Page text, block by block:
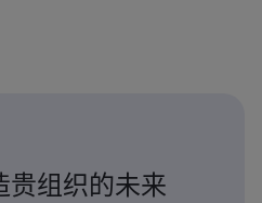
贵组织的未来